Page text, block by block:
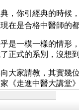
，你引經典的時候
在是合格中醫師的
是一模一樣的情形
正式的系別，沒想
大家請教，其實幾
《走進中醫大講堂